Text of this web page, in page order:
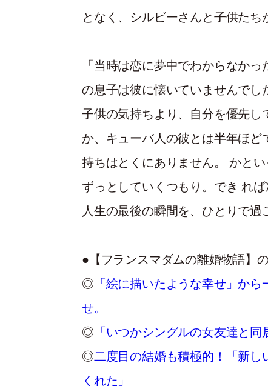
となく、シルビーさんと子供たち
「当時は恋に夢中でわからなか
の息子は彼に懐いていませんでし
子供の気持ちより、自分を優先
か、キューバ人の彼とは半年ほ
持ちはとくにありません。 かと
ずっとしていくつもり。でき れ
人生の最後の瞬間を、ひとりで過
●【フランスマダムの離婚物語】
◎ 「絵に描いたような幸せ」か
せ。
◎ 「いつかシングルの女友達と
◎二度目の結婚も積極的！「新し
くれた」